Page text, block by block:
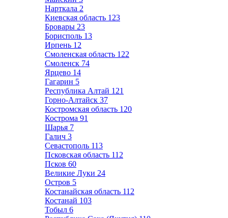
Нарткала 2
Киевская область 123
Бровары 23
Борисполь 13
Ирпень 12
Смоленская область 122
Смоленск 74
Ярцево 14
Гагарин 5
Республика Алтай 121
Горно-Алтайск 37
Костромская область 120
Кострома 91
Шарья 7
Галич 3
Севастополь 113
Псковская область 112
Псков 60
Великие Луки 24
Остров 5
Костанайская область 112
Костанай 103
Тобыл 6